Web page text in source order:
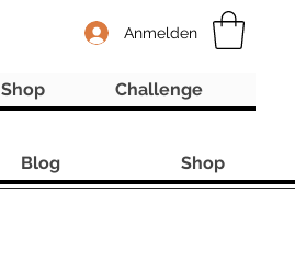
Anmelden
Shop Challenge
Blog Shop